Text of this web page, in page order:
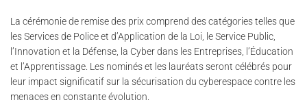
La cérémonie de remise des prix comprend des catégories telles que
les Services de Police et d’Application de la Loi, le Service Public,
l’Innovation et la Défense, la Cyber dans les Entreprises, l’Éducation
et l’Apprentissage. Les nominés et les lauréats seront célébrés pour
leur impact significatif sur la sécurisation du cyberespace contre les
menaces en constante évolution.